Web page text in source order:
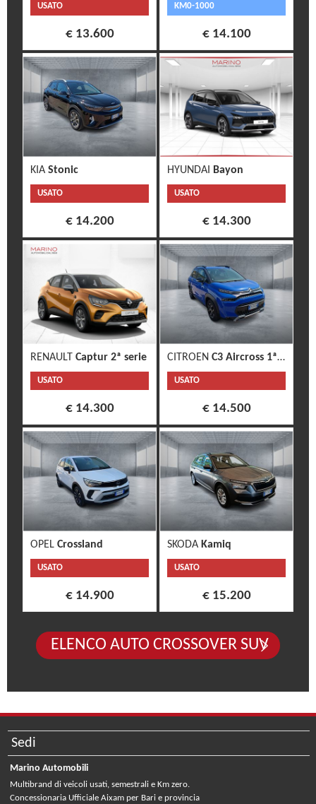
USATO
€ 13.600
KM0-1000
€ 14.100
KIA Stonic
USATO
€ 14.200
HYUNDAI Bayon
USATO
€ 14.300
RENAULT Captur 2ª serie
USATO
€ 14.300
CITROEN C3 Aircross 1ª s.
USATO
€ 14.500
OPEL Crossland
USATO
€ 14.900
SKODA Kamiq
USATO
€ 15.200
ELENCO AUTO CROSSOVER SUV
Sedi
Marino Automobili
Multibrand di veicoli usati, semestrali e Km zero.
Concessionaria Ufficiale Aixam per Bari e provincia